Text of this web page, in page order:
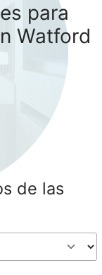
para
Watford
de las